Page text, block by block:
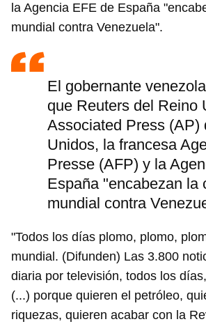
la Agencia EFE de España
mundial contra Venezuela".
El gobernante
que Reuters del Reino
Associated Press (AP)
Unidos, la francesa
Presse (AFP) y la
España "encabezan la
mundial contra
"Todos los días plomo, plomo,
mundial. (Difunden) Las 3.800
diaria por televisión, todos los
(...) porque quieren el petróleo,
riquezas, quieren acabar con la